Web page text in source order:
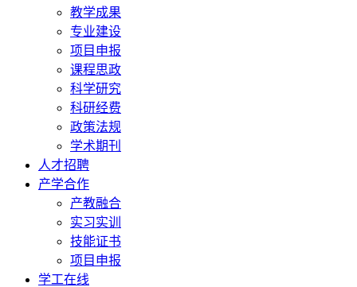
教学成果
专业建设
项目申报
课程思政
科学研究
科研经费
政策法规
学术期刊
人才招聘
产学合作
产教融合
实习实训
技能证书
项目申报
学工在线